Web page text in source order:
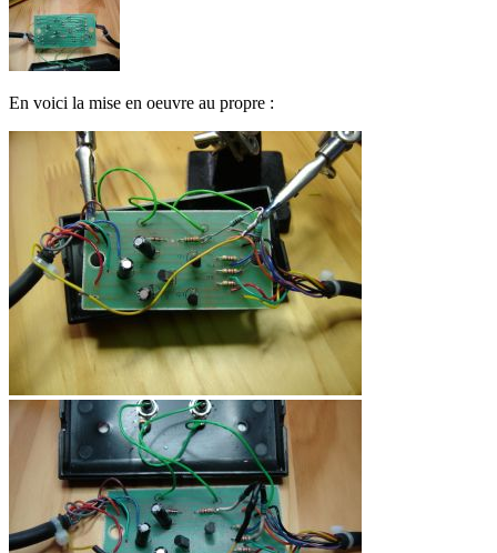
En voici la mise en oeuvre au propre :